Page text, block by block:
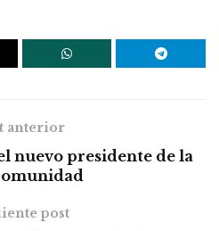
anterior
nuevo presidente de la
post